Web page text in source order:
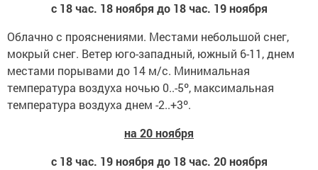
с 18 час. 18 ноября до 18 час. 19 ноября
Облачно с прояснениями. Местами небольшой снег,
мокрый снег. Ветер юго-западный, южный 6-11, днем
местами порывами до 14 м/с. Минимальная
температура воздуха ночью 0..-5º, максимальная
температура воздуха днем -2..+3º.
на 20 ноября
с 18 час. 19 ноября до 18 час. 20 ноября